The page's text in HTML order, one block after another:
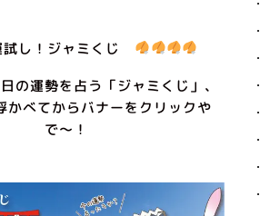
し！ジャミくじ
の運勢を占う「ジャミくじ」、
かべてからバナーをクリックや
で〜！